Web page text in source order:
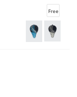
Free